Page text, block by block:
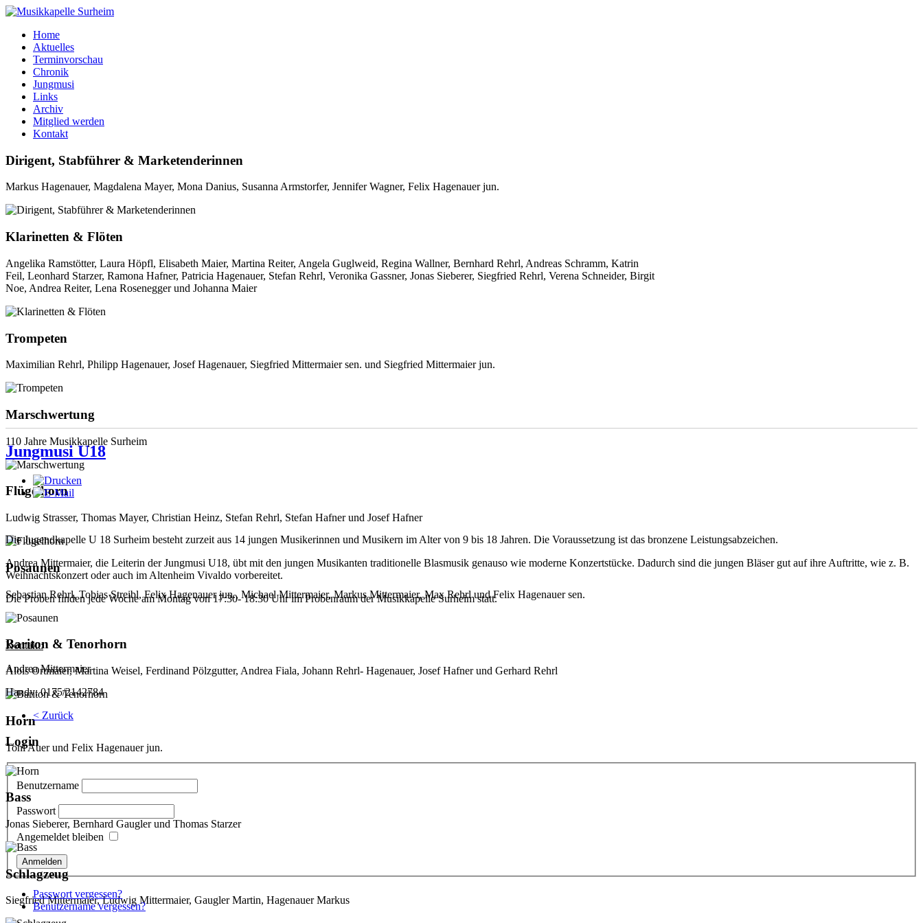
Home
Aktuelles
Terminvorschau
Chronik
Jungmusi
Links
Archiv
Mitglied werden
Kontakt
Dirigent, Stabführer & Marketenderinnen
Markus Hagenauer, Magdalena Mayer, Mona Danius, Susanna Armstorfer, Jennifer Wagner, Felix Hagenauer jun.
Klarinetten & Flöten
Angelika Ramstötter, Laura Höpfl, Elisabeth Maier, Martina Reiter, Angela Guglweid, Regina Wallner, Bernhard Rehrl, Andreas Schramm, Katrin
Feil, Leonhard Starzer, Ramona Hafner, Patricia Hagenauer, Stefan Rehrl, Veronika Gassner, Jonas Sieberer, Siegfried Rehrl, Verena Schneider, Birgit
Noe, Andrea Reiter, Lena Rosenegger und Johanna Maier
Trompeten
Maximilian Rehrl, Philipp Hagenauer, Josef Hagenauer, Siegfried Mittermaier sen. und Siegfried Mittermaier jun.
Marschwertung
110 Jahre Musikkapelle Surheim
Flügelhorn
Ludwig Strasser, Thomas Mayer, Christian Heinz, Stefan Rehrl, Stefan Hafner und Josef Hafner
Posaunen
Sebastian Rehrl, Tobias Streibl, Felix Hagenauer jun., Michael Mittermaier, Markus Mittermaier, Max Rehrl und Felix Hagenauer sen.
Bariton & Tenorhorn
Alois Ortmaier, Martina Weisel, Ferdinand Pölzgutter, Andrea Fiala, Johann Rehrl- Hagenauer, Josef Hafner und Gerhard Rehrl
Horn
Toni Auer und Felix Hagenauer jun.
Bass
Jonas Sieberer, Bernhard Gaugler und Thomas Starzer
Schlagzeug
Siegfried Mittermaier, Ludwig Mittermaier, Gaugler Martin, Hagenauer Markus
Jungmusi U18
Die Jugendkapelle U 18 Surheim besteht zurzeit aus 14 jungen Musikerinnen und Musikern im Alter von 9 bis 18 Jahren. Die Voraussetzung ist das bronzene Leistungsabzeichen.
Andrea Mittermaier, die Leiterin der Jungmusi U18, übt mit den jungen Musikanten traditionelle Blasmusik genauso wie moderne Konzertstücke. Dadurch sind die jungen Bläser gut auf ihre Auftritte, wie z. B.
Weihnachtskonzert oder auch im Altenheim Vivaldo vorbereitet.
Die Proben finden jede Woche am Montag von 17:30- 18:30 Uhr im Probenraum der Musikkapelle Surheim statt.
Kontakt:
Andrea Mittermaier
Handy: 0175/2142784
< Zurück
Login
Benutzername
Passwort
Angemeldet bleiben
Passwort vergessen?
Benutzername vergessen?